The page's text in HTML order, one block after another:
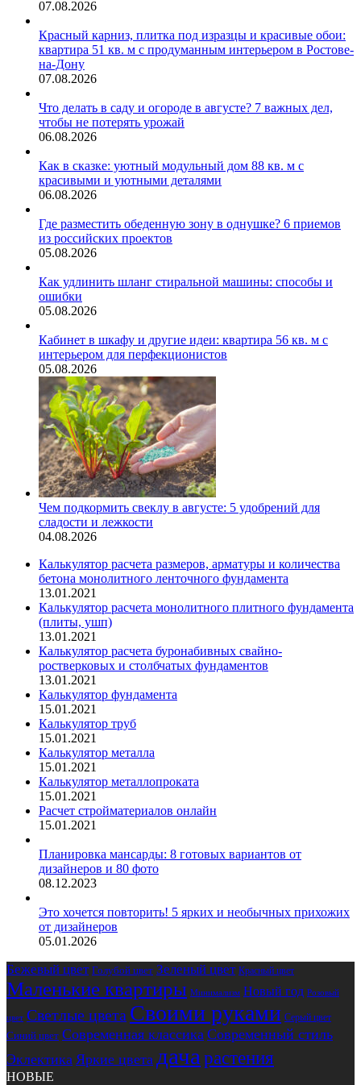
07.08.2026
Красный карниз, плитка под изразцы и красивые обои:
квартира 51 кв. м с продуманным интерьером в Ростове-
на-Дону
07.08.2026
Что делать в саду и огороде в августе? 7 важных дел,
чтобы не потерять урожай
06.08.2026
Как в сказке: уютный модульный дом 88 кв. м с
красивыми и уютными деталями
06.08.2026
Где разместить обеденную зону в однушке? 6 приемов
из российских проектов
05.08.2026
Как удлинить шланг стиральной машины: способы и
ошибки
05.08.2026
Кабинет в шкафу и другие идеи: квартира 56 кв. м с
интерьером для перфекционистов
05.08.2026
Чем подкормить свеклу в августе: 5 удобрений для
сладости и лежкости
04.08.2026
Калькулятор расчета размеров, арматуры и количества
бетона монолитного ленточного фундамента
13.01.2021
Калькулятор расчета монолитного плитного фундамента
(плиты, ушп)
13.01.2021
Калькулятор расчета буронабивных свайно-
ростверковых и столбчатых фундаментов
13.01.2021
Калькулятор фундамента
15.01.2021
Калькулятор труб
15.01.2021
Калькулятор металла
15.01.2021
Калькулятор металлопроката
15.01.2021
Расчет стройматериалов онлайн
15.01.2021
Планировка мансарды: 8 готовых вариантов от
дизайнеров и 80 фото
08.12.2023
Это хочется повторить! 5 ярких и необычных прихожих
от дизайнеров
05.01.2026
Бежевый цвет Голубой цвет Зеленый цвет Красный цвет
Маленькие квартиры Минимализм Новый год Розовый
цвет Светлые цвета Своими руками Серый цвет
Синий цвет Современная классика Современный стиль
Эклектика Яркие цвета дача растения
НОВЫЕ